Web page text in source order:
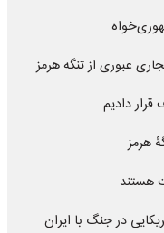
دادیم
هرمز
هستند
در جنگ با ایران